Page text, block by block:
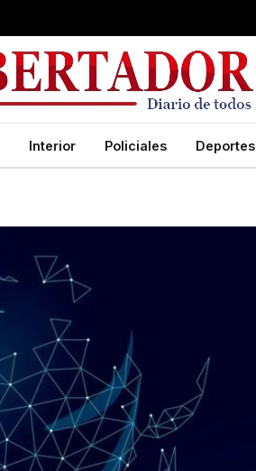
Interior Policiales Deportes